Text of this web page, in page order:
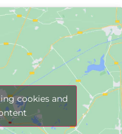
cookies and